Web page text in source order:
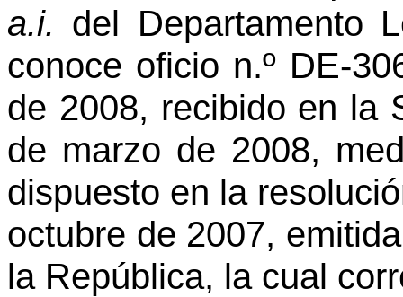
a.i. del Departamento
conoce oficio n.º DE-
de 2008, recibido en la
de marzo de 2008,
dispuesto en la
octubre de 2007,
la República, la cual